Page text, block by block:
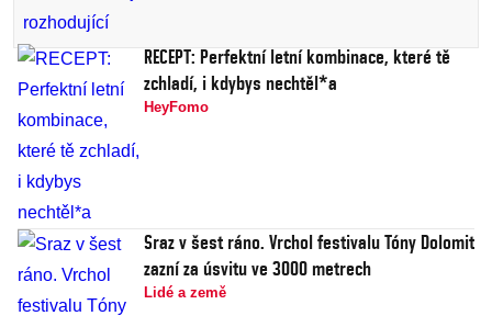
RECEPT: Perfektní letní kombinace, které tě
zchladí, i kdybys nechtěl*a
HeyFomo
Sraz v šest ráno. Vrchol festivalu Tóny Dolomit
zazní za úsvitu ve 3000 metrech
Lidé a země